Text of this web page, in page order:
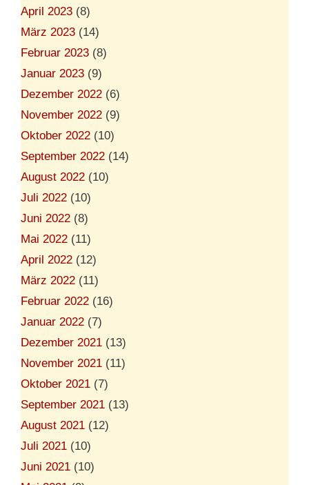
April 2023 (8)
März 2023 (14)
Februar 2023 (8)
Januar 2023 (9)
Dezember 2022 (6)
November 2022 (9)
Oktober 2022 (10)
September 2022 (14)
August 2022 (10)
Juli 2022 (10)
Juni 2022 (8)
Mai 2022 (11)
April 2022 (12)
März 2022 (11)
Februar 2022 (16)
Januar 2022 (7)
Dezember 2021 (13)
November 2021 (11)
Oktober 2021 (7)
September 2021 (13)
August 2021 (12)
Juli 2021 (10)
Juni 2021 (10)